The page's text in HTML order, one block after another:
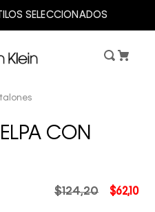
SELECCIONADOS
CON
$62,10
$124,20